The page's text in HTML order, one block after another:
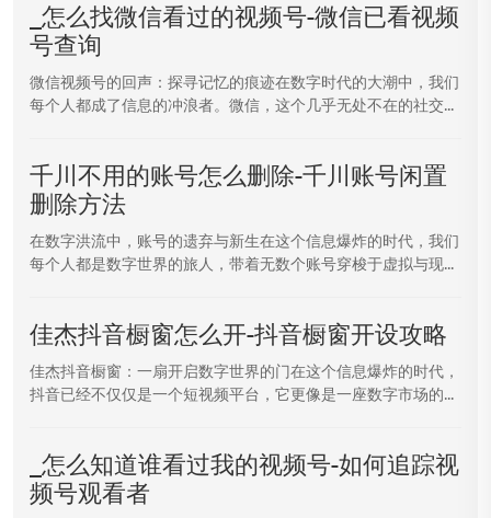
_怎么找微信看过的视频号-微信已看视频
号查询
微信视频号的回声：探寻记忆的痕迹在数字时代的大潮中，我们
每个人都成了信息的冲浪者。微信，这个几乎无处不在的社交...
千川不用的账号怎么删除-千川账号闲置
删除方法
在数字洪流中，账号的遗弃与新生在这个信息爆炸的时代，我们
每个人都是数字世界的旅人，带着无数个账号穿梭于虚拟与现...
佳杰抖音橱窗怎么开-抖音橱窗开设攻略
佳杰抖音橱窗：一扇开启数字世界的门在这个信息爆炸的时代，
抖音已经不仅仅是一个短视频平台，它更像是一座数字市场的...
_怎么知道谁看过我的视频号-如何追踪视
频号观看者